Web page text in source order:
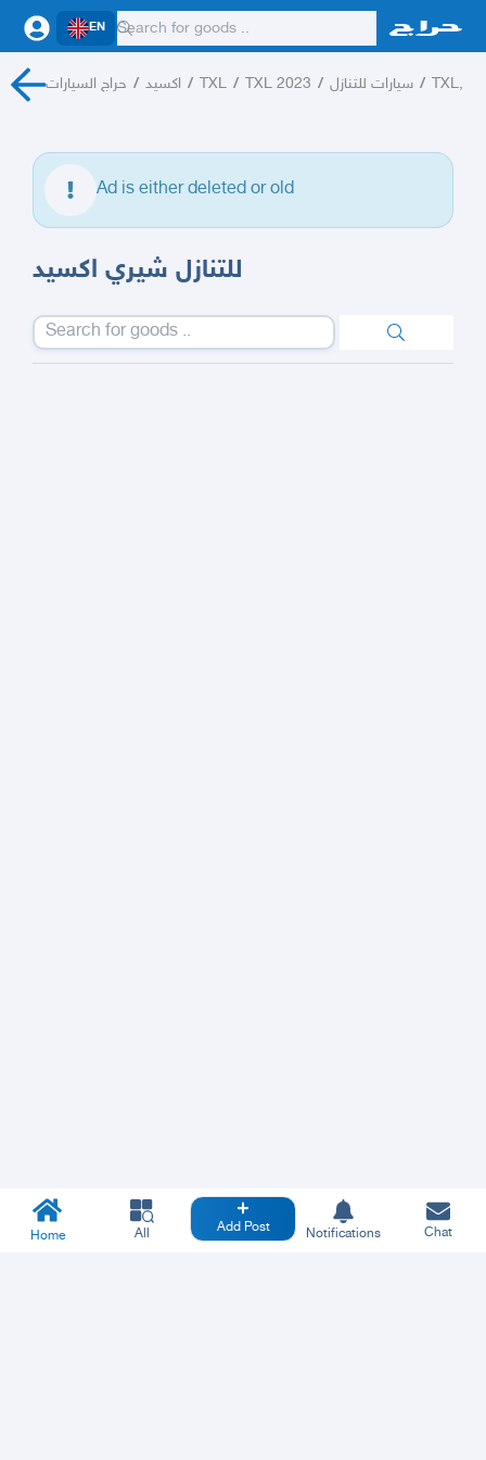
EN
حراج السيارات / اكسيد / TXL / TXL 2023 / سيارات للتنازل / TXL,
Ad is either deleted or old
للتنازل شيري اكسيد
Home All Add Post Notifications Chat